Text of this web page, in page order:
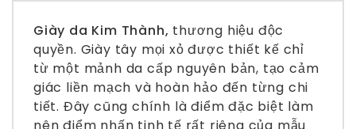
Giày da Kim Thành, thương hiệu độc
quyền. Giày tây mọi xỏ được thiết kế chỉ
từ một mảnh da cấp nguyên bản, tạo cảm
giác liền mạch và hoàn hảo đến từng chi
tiết. Đây cũng chính là điểm đặc biệt làm